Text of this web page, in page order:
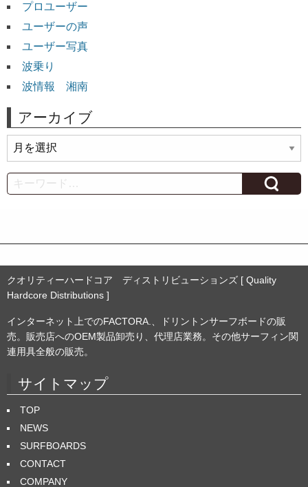
プロユーザー
ユーザーの声
ユーザー写真
波乗り
波情報 湘南
アーカイブ
ー
カ
イ
Search
クオリティーハードコア ディストリビューションズ [ Quality
Hardcore Distributions ]
インターネット上でのFACTORA.、ドリントンサーフボードの販
売。販売店へのOEM製品卸売り、代理店業務。その他サーフィン関
連用具全般の販売。
サイトマップ
TOP
NEWS
SURFBOARDS
CONTACT
COMPANY